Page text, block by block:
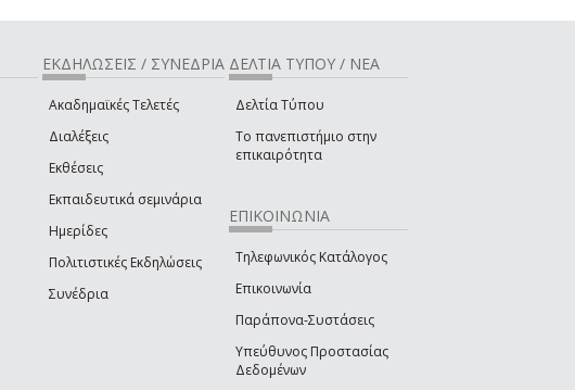
ΕΚΔΗΛΩΣΕΙΣ / ΣΥΝΕΔΡΙΑ
Ακαδημαϊκές Τελετές
Διαλέξεις
Εκθέσεις
Εκπαιδευτικά σεμινάρια
Ημερίδες
Πολιτιστικές Εκδηλώσεις
Συνέδρια
ΔΕΛΤΙΑ ΤΥΠΟΥ / ΝΕΑ
Δελτία Τύπου
Το πανεπιστήμιο στην
επικαιρότητα
ΕΠΙΚΟΙΝΩΝΙΑ
Τηλεφωνικός Κατάλογος
Επικοινωνία
Παράπονα-Συστάσεις
Υπεύθυνος Προστασίας
Δεδομένων